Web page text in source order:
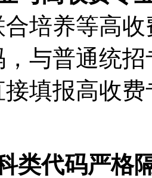
培养等高
与普通统
填报高收
类代码严格